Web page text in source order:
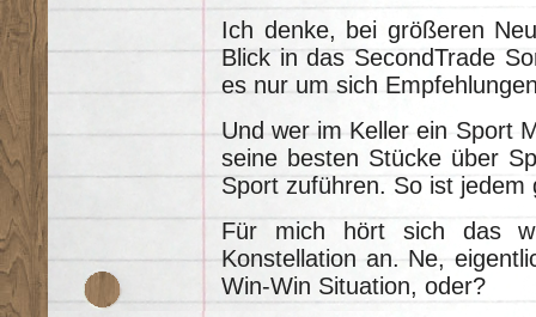
Ich denke, bei größeren
Blick in das SecondTrade
es nur um sich
Und wer im Keller ein Sport
seine besten Stücke über
Sport zuführen. So ist jedem
Für mich hört sich das
Konstellation an. Ne,
Win-Win Situation, oder?